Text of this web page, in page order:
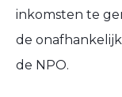
inkomsten te
de
de NPO.